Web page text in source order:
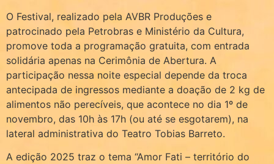
O Festival, realizado pela AVBR Produções e
patrocinado pela Petrobras e Ministério da Cultura,
promove toda a programação gratuita, com entrada
solidária apenas na Cerimônia de Abertura. A
participação nessa noite especial depende da troca
antecipada de ingressos mediante a doação de 2 kg de
alimentos não perecíveis, que acontece no dia 1º de
novembro, das 10h às 17h (ou até se esgotarem), na
lateral administrativa do Teatro Tobias Barreto.
A edição 2025 traz o tema “Amor Fati – território do